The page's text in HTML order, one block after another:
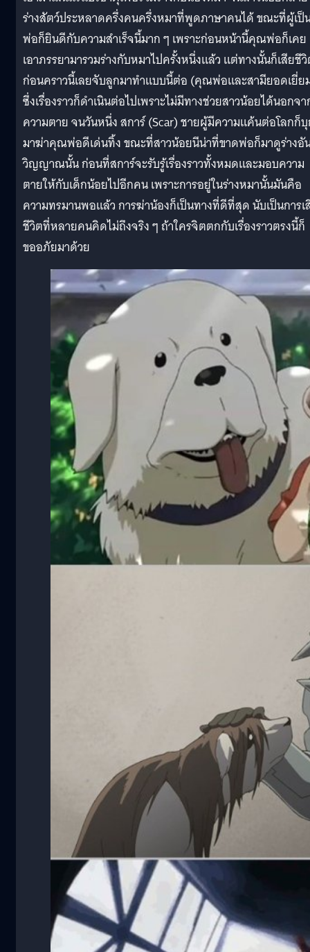
ร่างสัตว์ประหลาดครึ่งคนครึ่งหมาที่พูดภาษาคนได้ ขณะที่ผู้เป็
พ่อก็ยินดีกับความสำเร็จนี้มาก ๆ เพราะก่อนหน้านี้คุณพ่อก็เคย
เอาภรรยามารวมร่างกับหมาไปครั้งหนึ่งแล้ว แต่ทางนั้นก็เสียชี
ก่อนคราวนี้เลยจับลูกมาทำแบบนี้ต่อ (คุณพ่อและสามียอดเยี่ย
ซึ่งเรื่องราวก็ดำเนินต่อไปเพราะไม่มีทางช่วยสาวน้อยได้นอกจ
ความตาย จนวันหนึ่ง สการ์ (Scar) ชายผู้มีความแค้นต่อโลกก็
มาฆ่าคุณพ่อดีเด่นทิ้ง ขณะที่สาวน้อยนีน่าที่ขาดพ่อก็มาดูร่างอั
วิญญาณนั้น ก่อนที่สการ์จะรับรู้เรื่องราวทั้งหมดและมอบความ
ตายให้กับเด็กน้อยไปอีกคน เพราะการอยู่ในร่างหมานั้นมันคือ
ความทรมานพอแล้ว การฆ่าน้องก็เป็นทางที่ดีที่สุด นับเป็นการเ
ชีวิตที่หลายคนคิดไม่ถึงจริง ๆ ถ้าใครจิตตกกับเรื่องราวตรงนี้ก็
ขออภัยมาด้วย